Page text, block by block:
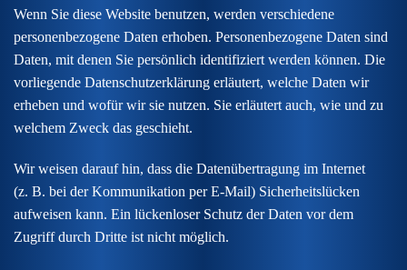
Wenn Sie diese Website benutzen, werden verschiedene
personenbezogene Daten erhoben. Personenbezogene Daten sind
Daten, mit denen Sie persönlich identifiziert werden können. Die
vorliegende Datenschutzerklärung erläutert, welche Daten wir
erheben und wofür wir sie nutzen. Sie erläutert auch, wie und zu
welchem Zweck das geschieht.
Wir weisen darauf hin, dass die Datenübertragung im Internet
(z. B. bei der Kommunikation per E-Mail) Sicherheitslücken
aufweisen kann. Ein lückenloser Schutz der Daten vor dem
Zugriff durch Dritte ist nicht möglich.